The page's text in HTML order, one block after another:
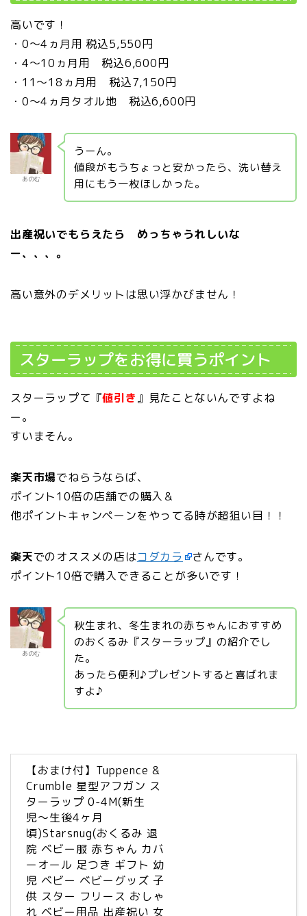
高いです！
・0～4ヵ月用 税込5,550円
・4～10ヵ月用 税込6,600円
・11～18ヵ月用 税込7,150円
・0～4ヵ月タオル地 税込6,600円
あのむ
うーん。
値段がもうちょっと安かったら、洗い替え
用にもう一枚ほしかった。
出産祝いでもらえたら めっちゃうれしいな
ー、、、。
高い意外のデメリットは思い浮かびません！
スターラップをお得に買うポイント
スターラップて『値引き』見たことないんですよね
ー。
すいまそん。
楽天市場でねらうならば、
ポイント10倍の店舗での購入＆
他ポイントキャンペーンをやってる時が超狙い目！！
楽天でのオススメの店はコダカラ
さんです。
ポイント10倍で購入できることが多いです！
あのむ
秋生まれ、冬生まれの赤ちゃんにおすすめ
のおくるみ『スターラップ』の紹介でし
た。
あったら便利♪プレゼントすると喜ばれま
すよ♪
【おまけ付】Tuppence &
Crumble 星型アフガン ス
ターラップ 0-4M(新生
児〜生後4ヶ月
頃)Starsnug(おくるみ 退
院 ベビー服 赤ちゃん カバ
ーオール 足つき ギフト 幼
児 ベビー ベビーグッズ 子
供 スター フリース おしゃ
れ ベビー用品 出産祝い 女